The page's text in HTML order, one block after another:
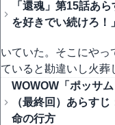
「還魂」第15話あ
を好きでい続けろ！
いていた。そこにやっ
ていると勘違いし火葬
WOWOW「ポッサ
（最終回）あらす
命の行方